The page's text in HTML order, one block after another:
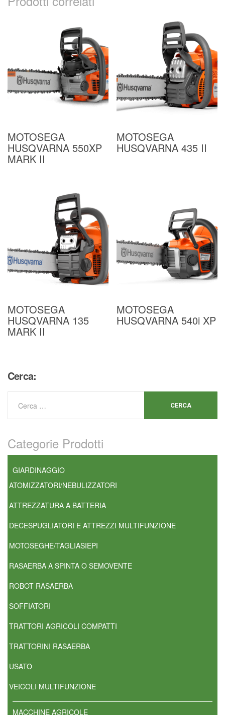
MOTOSEGA
HUSQVARNA 550XP
MARK II
MOTOSEGA
HUSQVARNA 435 II
MOTOSEGA
HUSQVARNA 135
MARK II
MOTOSEGA
HUSQVARNA 540i XP
Cerca:
Categorie Prodotti
GIARDINAGGIO
ATOMIZZATORI/NEBULIZZATORI
ATTREZZATURA A BATTERIA
DECESPUGLIATORI E ATTREZZI MULTIFUNZIONE
MOTOSEGHE/TAGLIASIEPI
RASAERBA A SPINTA O SEMOVENTE
ROBOT RASAERBA
SOFFIATORI
TRATTORI AGRICOLI COMPATTI
TRATTORINI RASAERBA
USATO
VEICOLI MULTIFUNZIONE
MACCHINE AGRICOLE